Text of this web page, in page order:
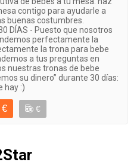
contigo para ayudarle a
buenas costumbres.
DÍAS - Puesto que nosotros
perfectamente la
la trona para bebe
a tus preguntas en
nuestras tronas de bebe
su dinero” durante 30 días:
hay :)
€